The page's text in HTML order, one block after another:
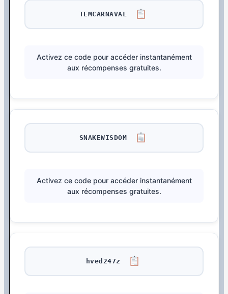
TEMCARNAVAL
Activez ce code pour accéder instantanément
aux récompenses gratuites.
SNAKEWISDOM
Activez ce code pour accéder instantanément
aux récompenses gratuites.
hved247z